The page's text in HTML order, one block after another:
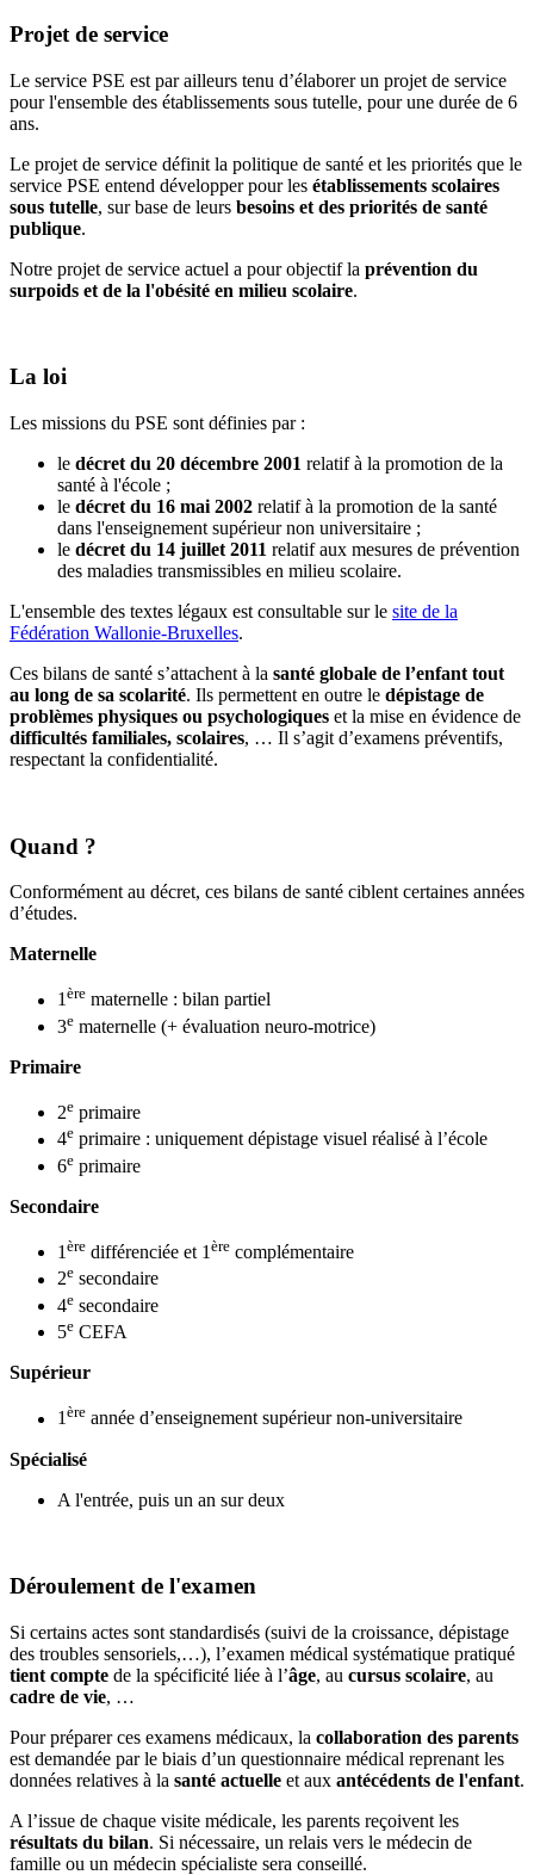
Projet de service
Le service PSE est par ailleurs tenu d’élaborer un projet de service
pour l'ensemble des établissements sous tutelle, pour une durée de 6
ans.
Le projet de service définit la politique de santé et les priorités que le
service PSE entend développer pour les établissements scolaires
sous tutelle, sur base de leurs besoins et des priorités de santé
publique.
Notre projet de service actuel a pour objectif la prévention du
surpoids et de la l'obésité en milieu scolaire.
La loi
Les missions du PSE sont définies par :
le décret du 20 décembre 2001 relatif à la promotion de la
santé à l'école ;
le décret du 16 mai 2002 relatif à la promotion de la santé
dans l'enseignement supérieur non universitaire ;
le décret du 14 juillet 2011 relatif aux mesures de prévention
des maladies transmissibles en milieu scolaire.
L'ensemble des textes légaux est consultable sur le site de la
Fédération Wallonie-Bruxelles.
Ces bilans de santé s’attachent à la santé globale de l’enfant tout
au long de sa scolarité. Ils permettent en outre le dépistage de
problèmes physiques ou psychologiques et la mise en évidence de
difficultés familiales, scolaires, … Il s’agit d’examens préventifs,
respectant la confidentialité.
Quand ?
Conformément au décret, ces bilans de santé ciblent certaines années
d’études.
Maternelle
1ère maternelle : bilan partiel
3e maternelle (+ évaluation neuro-motrice)
Primaire
2e primaire
4e primaire : uniquement dépistage visuel réalisé à l’école
6e primaire
Secondaire
1ère différenciée et 1ère complémentaire
2e secondaire
4e secondaire
5e CEFA
Supérieur
1ère année d’enseignement supérieur non-universitaire
Spécialisé
A l'entrée, puis un an sur deux
Déroulement de l'examen
Si certains actes sont standardisés (suivi de la croissance, dépistage
des troubles sensoriels,…), l’examen médical systématique pratiqué
tient compte de la spécificité liée à l’âge, au cursus scolaire, au
cadre de vie, …
Pour préparer ces examens médicaux, la collaboration des parents
est demandée par le biais d’un questionnaire médical reprenant les
données relatives à la santé actuelle et aux antécédents de l'enfant.
A l’issue de chaque visite médicale, les parents reçoivent les
résultats du bilan. Si nécessaire, un relais vers le médecin de
famille ou un médecin spécialiste sera conseillé.